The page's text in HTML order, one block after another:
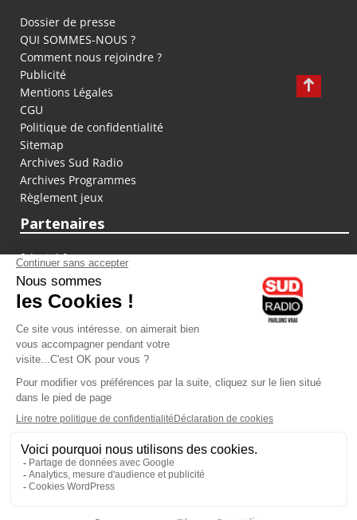
Dossier de presse
QUI SOMMES-NOUS ?
Comment nous rejoindre ?
Publicité
Mentions Légales
CGU
Politique de confidentialité
Sitemap
Archives Sud Radio
Archives Programmes
Règlement jeux
Partenaires
fiducial.fr
lyoncapitale.fr
olympique-et-lyonnais.com
L'application Iphone / Android
Téléchargez l'application
Les cookies
Gestion des cookies
Crédit photos : ©Sud Radio / Pierre Olivier